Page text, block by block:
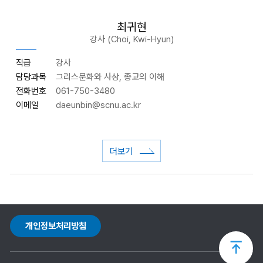
최귀현
강사 (Choi, Kwi-Hyun)
직급
강사
담당과목
그리스문화와 사상, 종교의 이해
전화번호
061-750-3480
이메일
daeunbin@scnu.ac.kr
더보기
개인정보처리방침
상